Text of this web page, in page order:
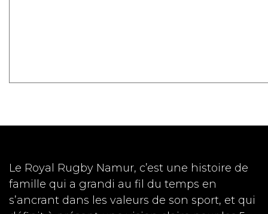
Le Royal Rugby Namur, c’est une histoire de
famille qui a grandi au fil du temps en
s’ancrant dans les valeurs de son sport, et qui